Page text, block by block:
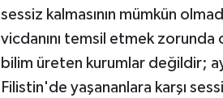
sessiz kalmasının mümkün
vicdanını temsil etmek
bilim üreten kurumlar değildir;
Filistin'de yaşananlara karşı